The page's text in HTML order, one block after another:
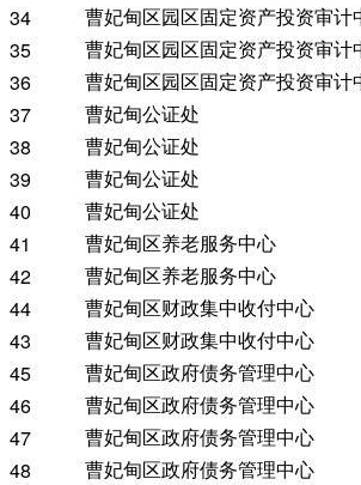
34
曹妃甸区园区固定资产投资审计
35
曹妃甸区园区固定资产投资审计
36
曹妃甸区园区固定资产投资审计
37
曹妃甸公证处
38
曹妃甸公证处
39
曹妃甸公证处
40
曹妃甸公证处
41
曹妃甸区养老服务中心
42
曹妃甸区养老服务中心
44
曹妃甸区财政集中收付中心
43
曹妃甸区财政集中收付中心
45
曹妃甸区政府债务管理中心
46
曹妃甸区政府债务管理中心
47
曹妃甸区政府债务管理中心
48
曹妃甸区政府债务管理中心